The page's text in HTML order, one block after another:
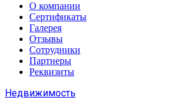
О компании
Сертификаты
Галерея
Отзывы
Сотрудники
Партнеры
Реквизиты
Недвижимость